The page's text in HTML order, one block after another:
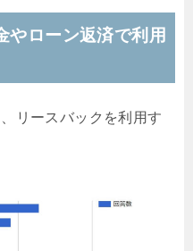
やローン返済で利用
リースバックを利用す